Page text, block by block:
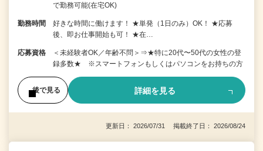
で勤務可能(在宅OK)
勤務時間
好きな時間に働けます！ ★単発（1日のみ）OK！ ★応募
後、即お仕事開始も可！ ★在…
応募資格
＜未経験者OK／年齢不問＞⇒★特に20代〜50代の女性の登
録多数★ ※スマートフォンもしくはパソコンをお持ちの方
後で見る 詳細を見る
更新日： 2026/07/31 掲載終了日： 2026/08/24